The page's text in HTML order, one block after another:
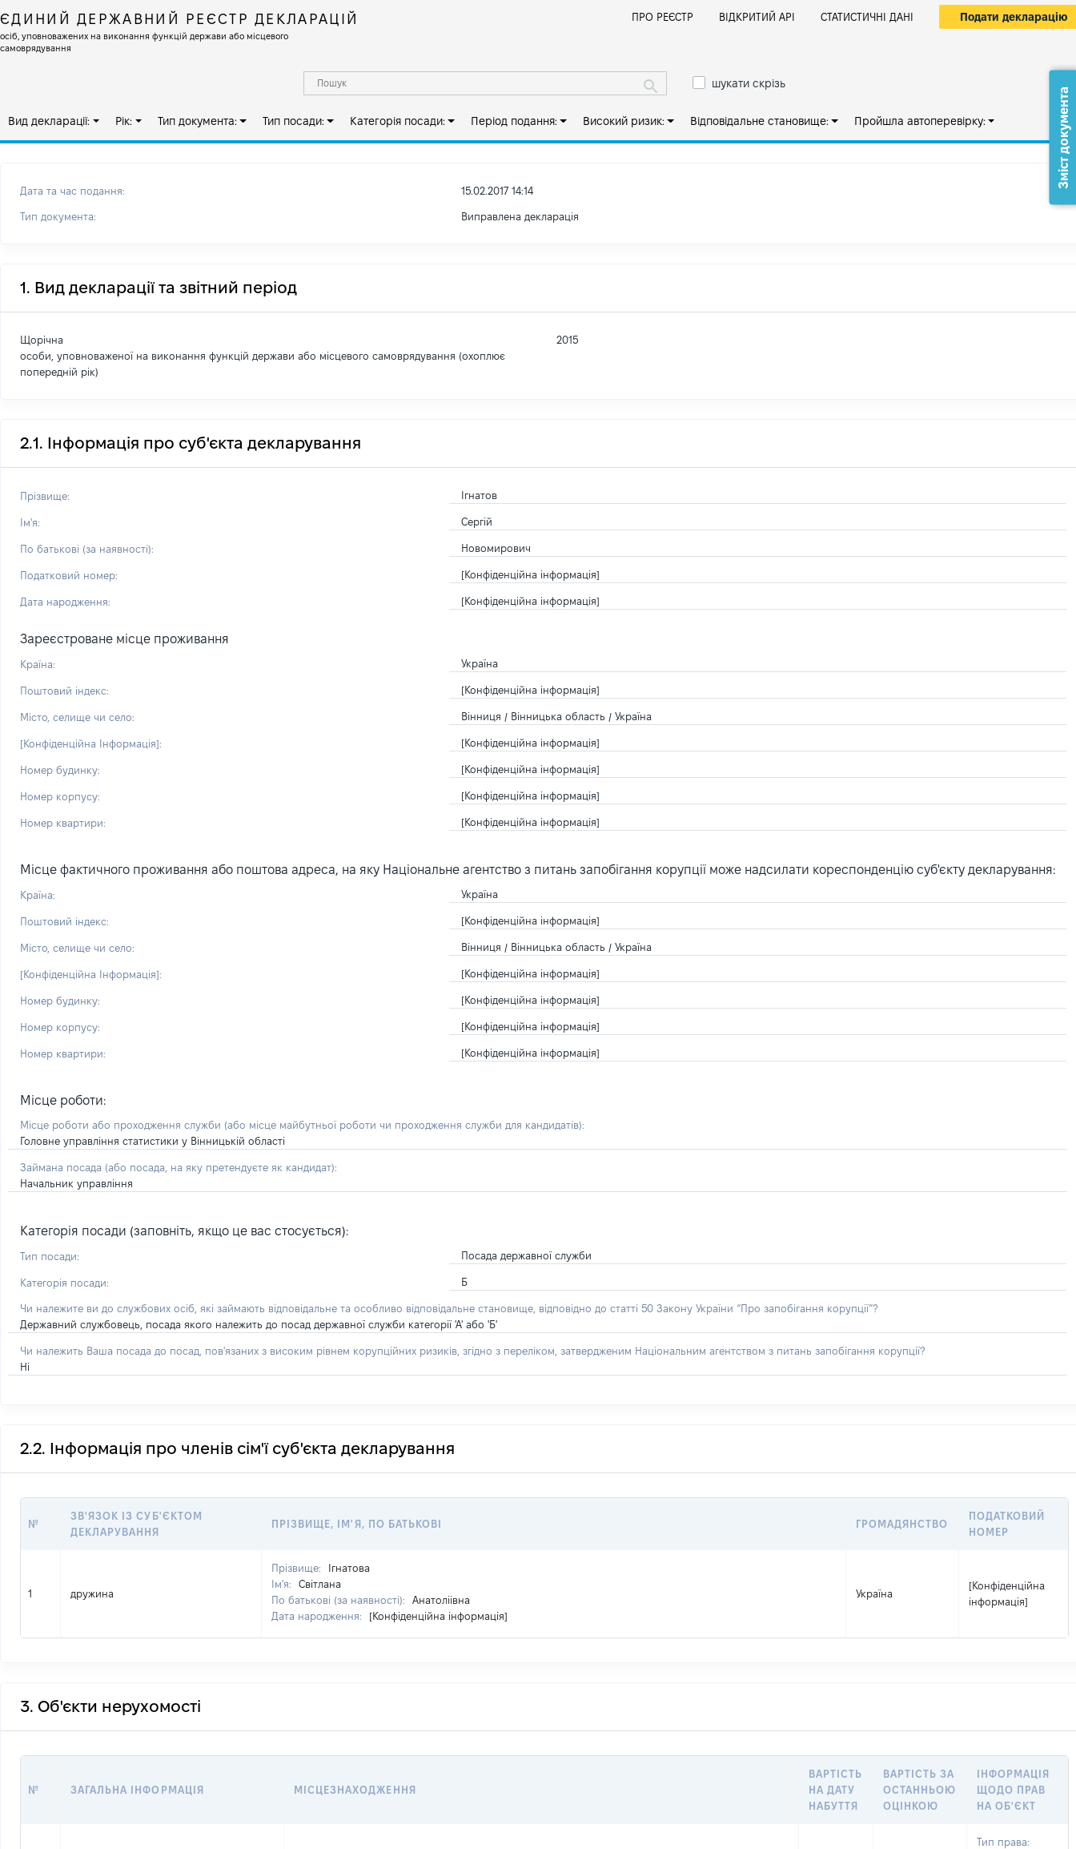
ЄДИНИЙ ДЕРЖАВНИЙ РЕЄСТР ДЕКЛАРАЦІЙ
осіб, уповноважених на виконання функцій держави або місцевого
самоврядування
ПРО РЕЄСТР ВІДКРИТИЙ АРІ СТАТИСТИЧНІ ДАНІ Подати декларацію
шукати скрізь
Вид декларації: Рік: Тип документа: Тип посади: Категорія посади: Період подання: Високий ризик: Відповідальне становище: Пройшла автоперевірку:
Дата та час подання: 15.02.2017 14:14
Тип документа: Виправлена декларація
1. Вид декларації та звітний період
Щорічна
особи, уповноваженої на виконання функцій держави або місцевого самоврядування (охоплює
попередній рік)
2015
2.1. Інформація про суб'єкта декларування
Прізвище: Ігнатов
Ім'я: Сергій
По батькові (за наявності): Новомирович
Податковий номер: [Конфіденційна інформація]
Дата народження: [Конфіденційна інформація]
Зареєстроване місце проживання
Країна: Україна
Поштовий індекс: [Конфіденційна інформація]
Місто, селище чи село: Вінниця / Вінницька область / Україна
[Конфіденційна Інформація]: [Конфіденційна інформація]
Номер будинку: [Конфіденційна інформація]
Номер корпусу: [Конфіденційна інформація]
Номер квартири: [Конфіденційна інформація]
Місце фактичного проживання або поштова адреса, на яку Національне агентство з питань запобігання корупції може надсилати кореспонденцію суб'єкту декларування:
Країна: Україна
Поштовий індекс: [Конфіденційна інформація]
Місто, селище чи село: Вінниця / Вінницька область / Україна
[Конфіденційна Інформація]: [Конфіденційна інформація]
Номер будинку: [Конфіденційна інформація]
Номер корпусу: [Конфіденційна інформація]
Номер квартири: [Конфіденційна інформація]
Місце роботи:
Місце роботи або проходження служби (або місце майбутньої роботи чи проходження служби для кандидатів):
Головне управління статистики у Вінницькій області
Займана посада (або посада, на яку претендуєте як кандидат):
Начальник управління
Категорія посади (заповніть, якщо це вас стосується):
Тип посади: Посада державної служби
Категорія посади: Б
Чи належите ви до службових осіб, які займають відповідальне та особливо відповідальне становище, відповідно до статті 50 Закону України “Про запобігання корупції”?
Державний службовець, посада якого належить до посад державної служби категорії 'А' або 'Б'
Чи належить Ваша посада до посад, пов'язаних з високим рівнем корупційних ризиків, згідно з переліком, затвердженим Національним агентством з питань запобігання корупції?
Ні
2.2. Інформація про членів сім'ї суб'єкта декларування
№
ЗВ'ЯЗОК ІЗ СУБ'ЄКТОМ
ДЕКЛАРУВАННЯ
ПРІЗВИЩЕ, ІМ'Я, ПО БАТЬКОВІ ГРОМАДЯНСТВО
ПОДАТКОВИЙ
НОМЕР
1 дружина
Прізвище:
Ігнатова
Ім'я:
Світлана
По батькові (за наявності):
Анатоліівна
Дата народження:
[Конфіденційна інформація]
Україна
[Конфіденційна
інформація]
3. Об'єкти нерухомості
№ ЗАГАЛЬНА ІНФОРМАЦІЯ МІСЦЕЗНАХОДЖЕННЯ
ВАРТІСТЬ
НА ДАТУ
НАБУТТЯ
ВАРТІСТЬ ЗА
ОСТАННЬОЮ
ОЦІНКОЮ
ІНФОРМАЦІЯ
ЩОДО ПРАВ
НА ОБ'ЄКТ
Тип права:
Зміст документа